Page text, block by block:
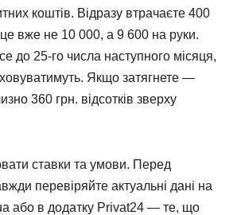
коштів. Відразу втрачаєте 400
це вже не 10 000, а 9 600 на руки.
до 25-го числа наступного місяця,
Якщо затягнете —
360 грн. відсотків зверху
ставки та умови. Перед
перевіряйте актуальні дані на
або в додатку Privat24 — те, що